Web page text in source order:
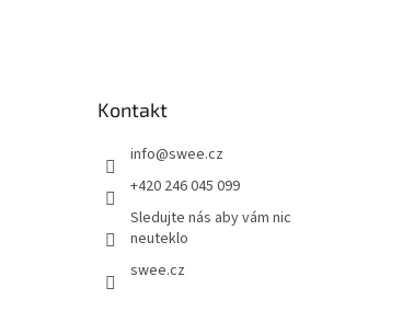
Kontakt
info@swee.cz
+420 246 045 099
Sledujte nás aby vám nic
neuteklo
swee.cz